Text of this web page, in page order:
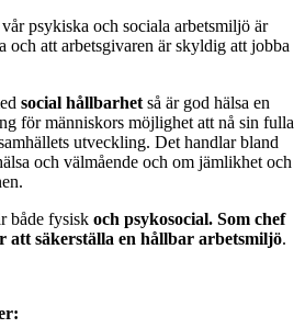
vår psykiska och sociala arbetsmiljö är
att arbetsgivaren är skyldig att jobba
social hållbarhet så är god hälsa en
för människors möjlighet att nå sin fulla
utveckling. Det handlar bland
och välmående och om jämlikhet och
både fysisk och psykosocial. Som chef
att säkerställa en hållbar arbetsmiljö.